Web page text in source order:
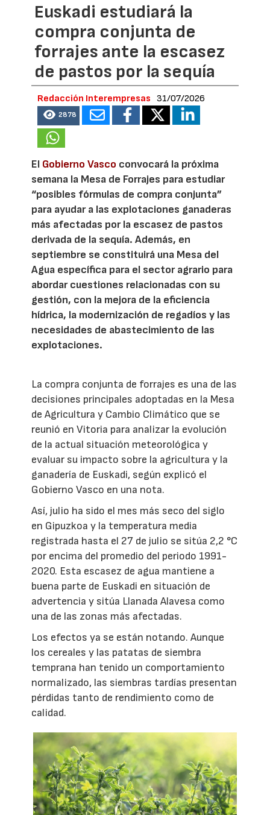
Euskadi estudiará la
compra conjunta de
forrajes ante la escasez
de pastos por la sequía
Redacción Interempresas 31/07/2026
2878
El Gobierno Vasco convocará la próxima
semana la Mesa de Forrajes para estudiar
“posibles fórmulas de compra conjunta”
para ayudar a las explotaciones ganaderas
más afectadas por la escasez de pastos
derivada de la sequía. Además, en
septiembre se constituirá una Mesa del
Agua específica para el sector agrario para
abordar cuestiones relacionadas con su
gestión, con la mejora de la eficiencia
hídrica, la modernización de regadíos y las
necesidades de abastecimiento de las
explotaciones.
La compra conjunta de forrajes es una de las
decisiones principales adoptadas en la Mesa
de Agricultura y Cambio Climático que se
reunió en Vitoria para analizar la evolución
de la actual situación meteorológica y
evaluar su impacto sobre la agricultura y la
ganadería de Euskadi, según explicó el
Gobierno Vasco en una nota.
Así, julio ha sido el mes más seco del siglo
en Gipuzkoa y la temperatura media
registrada hasta el 27 de julio se sitúa 2,2 °C
por encima del promedio del periodo 1991-
2020. Esta escasez de agua mantiene a
buena parte de Euskadi en situación de
advertencia y sitúa Llanada Alavesa como
una de las zonas más afectadas.
Los efectos ya se están notando. Aunque
los cereales y las patatas de siembra
temprana han tenido un comportamiento
normalizado, las siembras tardías presentan
pérdidas tanto de rendimiento como de
calidad.